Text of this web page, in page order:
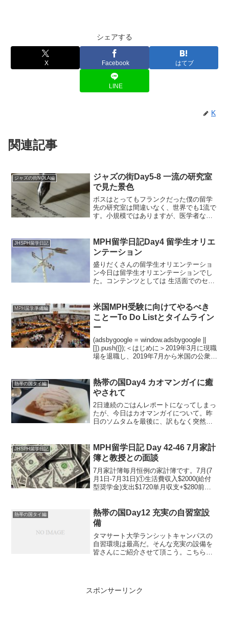
シェアする
X Facebook はてブ
LINE
K
関連記事
ジャズの街NOLA編
ジャズの街Day5-8 一流の研究室
で見た景色
ボスはとってもフランクだった僕の留学
先の研究室は間違いなく、世界でも1流で
す。小規模ではありますが、医学者なら
のです。そんなラボを率いる教授は、な
んと中国出身。しかも、...
JHSPH留学日記
MPH留学日記Day4 留学生オリエ
ンテーション
盛りだくさんの留学生オリエンテーショ
ン今日は留学生オリエンテーションでし
た。コンテンツとしては 生活面でのセッ
オススメのスーパーマーケット etc) アカ
デミック...
MPH留学準備編
米国MPH受験に向けてやるべき
ことーTo Do Listとタイムライン
ー
(adsbygoogle = window.adsbygoogle ||
[]).push({});＜はじめに＞2019年3月に現職
場を退職し、2019年7月から米国の公衆衛
熱帯の国タイ編
熱帯の国Day4 カオマンガイに癒
やされて
2日連続のごはんレポートになってしまっ
たが、今日はカオマンガイについて。昨
日のソムタムを最後に、訳もなく突然タ
子とナムプラー、干しエビが混ざったよ
うな香りがする。スワン...
JHSPH留学日記
MPH留学日記 Day 42-46 7月家計
簿と教授との面談
7月家計簿毎月恒例の家計簿です。7月(7
月1日-7月31日)①生活費収入$2000(給付
型奨学金)支出$1720単月収支+$280前回
...
熱帯の国タイ編
熱帯の国Day12 充実の自習室設
備
タマサート大学ランシットキャンパスの
自習環境は最高だ。そんな充実の設備を
皆さんにご紹介させて頂こう。こちらの
スポンサーリンク